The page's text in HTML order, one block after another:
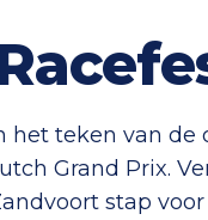
het teken van de
Grand Prix.
stap